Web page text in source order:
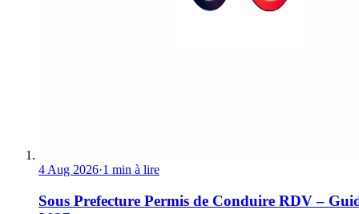
4 Aug 2026·1 min à lire
Sous Prefecture Permis de Conduire RDV –